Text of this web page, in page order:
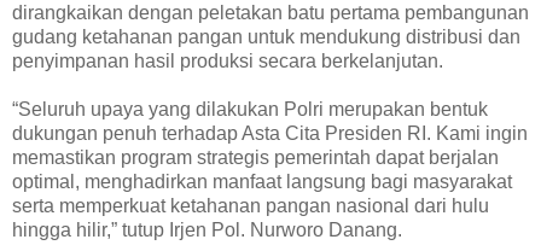
dirangkaikan dengan peletakan batu pertama pembangunan
gudang ketahanan pangan untuk mendukung distribusi dan
penyimpanan hasil produksi secara berkelanjutan.
“Seluruh upaya yang dilakukan Polri merupakan bentuk
dukungan penuh terhadap Asta Cita Presiden RI. Kami ingin
memastikan program strategis pemerintah dapat berjalan
optimal, menghadirkan manfaat langsung bagi masyarakat
serta memperkuat ketahanan pangan nasional dari hulu
hingga hilir,” tutup Irjen Pol. Nurworo Danang.